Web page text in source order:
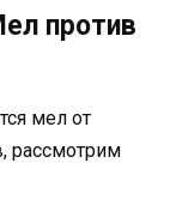
против
мел от
рассмотрим